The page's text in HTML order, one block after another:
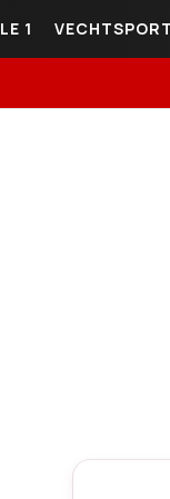
1 VECHTSPORT